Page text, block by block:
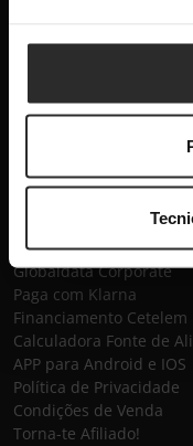
Globaldata
Sobre a Globaldata
Recrutamento
Globaldata Corporate
Paga com Klarna
Financiamento Cetelem
Calculadora Fonte de
APP para Android e IOS
Política de Privacidade
Condições de Venda
Torna-te Afiliado!